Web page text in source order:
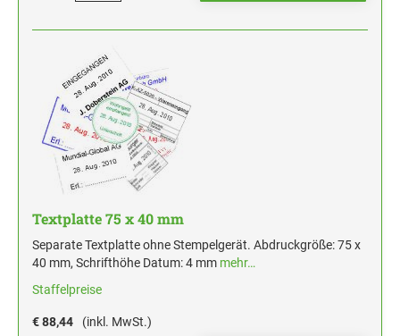
Textplatte 75 x 40 mm
Separate Textplatte ohne Stempelgerät. Abdruckgröße: 75 x
40 mm, Schrifthöhe Datum: 4 mm mehr…
Staffelpreise
€ 88,44 (inkl. MwSt.)